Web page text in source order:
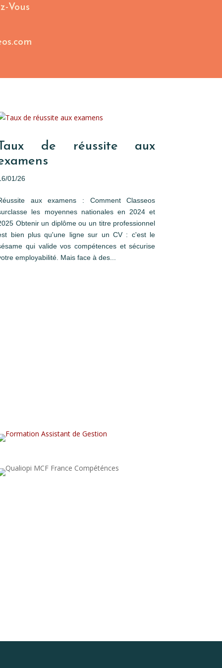
Vous
de réussite aux
01/26
aux examens : Comment Classeos
les moyennes nationales en 2024 et
Obtenir un diplôme ou un titre professionnel
bien plus qu'une ligne sur un CV : c'est le
qui valide vos compétences et sécurise
employabilité. Mais face à des...